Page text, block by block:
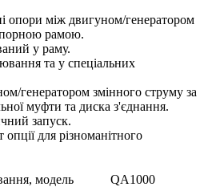
опори між двигуном/генератором
рамою.
у раму.
та у спеціальних
генератором змінного струму за
муфти та диска з'єднання.
запуск.
для різноманітного
модель
QA1000